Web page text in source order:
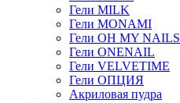
Гели MILK
Гели MONAMI
Гели OH MY NAILS
Гели ONENAIL
Гели VELVETIME
Гели ОПЦИЯ
Акриловая пудра